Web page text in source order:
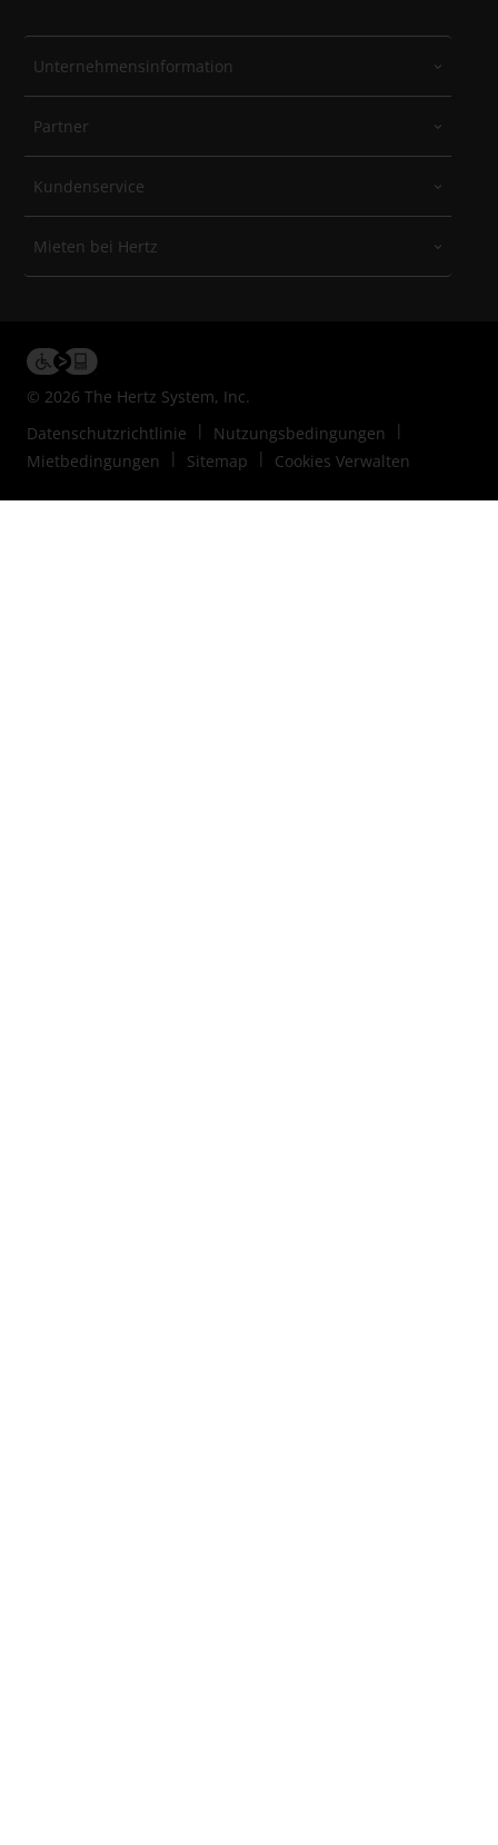
Unternehmensinformation
Partner
Kundenservice
Mieten bei Hertz
© 2026 The Hertz System, Inc.
Datenschutzrichtlinie
Nutzungsbedingungen
Mietbedingungen
Sitemap Cookies Verwalten